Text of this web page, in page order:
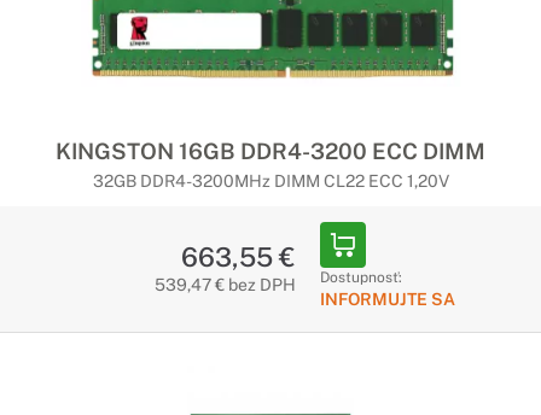
KINGSTON 16GB DDR4-3200 ECC DIMM
32GB DDR4-3200MHz DIMM CL22 ECC 1,20V
663,55 €
539,47 € bez DPH Dostupnosť:
INFORMUJTE SA